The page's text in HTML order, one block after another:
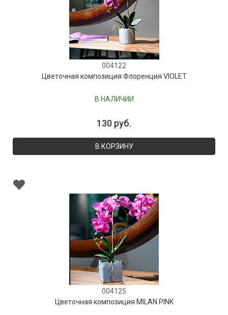
004122
Цветочная композиция Флоренция VIOLET
В НАЛИЧИИ
130 руб.
В КОРЗИНУ
004125
Цветочная композиция MILAN PINK